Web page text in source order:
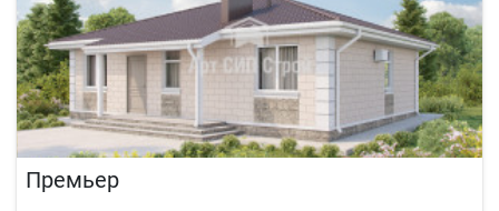
Премьер